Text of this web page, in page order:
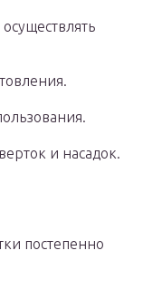
и насадок.
постепенно